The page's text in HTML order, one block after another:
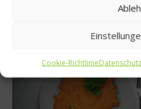
Cookie-Richtlinie
Was isst Deutschland